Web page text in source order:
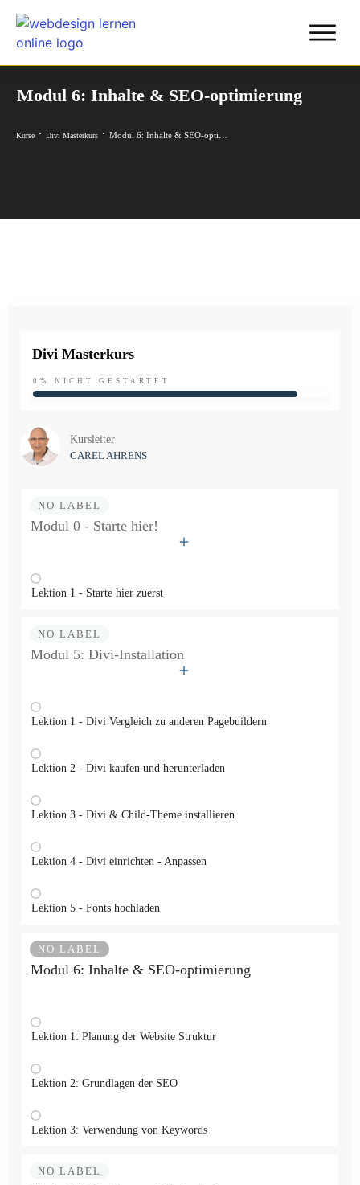
Modul 6: Inhalte & SEO-optimierung
Kurse Divi Masterkurs
Divi Masterkurs
0% NICHT GESTARTET
Kursleiter
CAREL AHRENS
NO LABEL
Modul 0 - Starte hier!
Lektion 1 - Starte hier zuerst
NO LABEL
Modul 5: Divi-Installation
Lektion 1 - Divi Vergleich zu anderen Pagebuildern
Lektion 2 - Divi kaufen und herunterladen
Lektion 3 - Divi & Child-Theme installieren
Lektion 4 - Divi einrichten - Anpassen
Lektion 5 - Fonts hochladen
NO LABEL
Modul 6: Inhalte & SEO-optimierung
Lektion 1: Planung der Website Struktur
Lektion 2: Grundlagen der SEO
Lektion 3: Verwendung von Keywords
NO LABEL